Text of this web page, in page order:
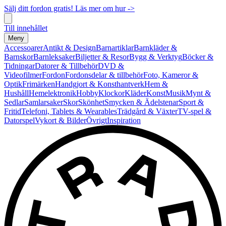
Sälj ditt fordon gratis! Läs mer om hur ->
Till innehållet
Meny
AccessoarerAntikt & DesignBarnartiklarBarnkläder &
BarnskorBarnleksakerBiljetter & ResorBygg & VerktygBöcker &
TidningarDatorer & TillbehörDVD &
VideofilmerFordonFordonsdelar & tillbehörFoto, Kameror &
OptikFrimärkenHandgjort & KonsthantverkHem &
HushållHemelektronikHobbyKlockorKläderKonstMusikMynt &
SedlarSamlarsakerSkorSkönhetSmycken & ÄdelstenarSport &
FritidTelefoni, Tablets & WearablesTrädgård & VäxterTV-spel &
DatorspelVykort & BilderÖvrigtInspiration